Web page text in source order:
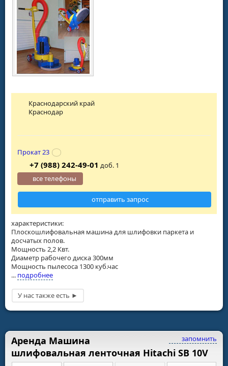
характеристики:
Плоскошлифовальная машина для шлифовки паркета и
досчатых полов.
Мощность 2,2 Квт.
Диаметр рабочего диска 300мм
Мощность пылесоса 1300 куб.час
... подробнее
Краснодарский край
Краснодар
Прокат 23
+7 (988) 242-49-01 доб. 1
все телефоны
отправить запрос
запомнить
Аренда Машина
шлифовальная ленточная Hitachi SB 10V